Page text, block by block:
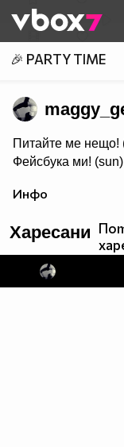
👾
🎉 PARTY TIME
Питайте ме нещо!
Фейсбука ми! (sun)
Инфо
Харесани